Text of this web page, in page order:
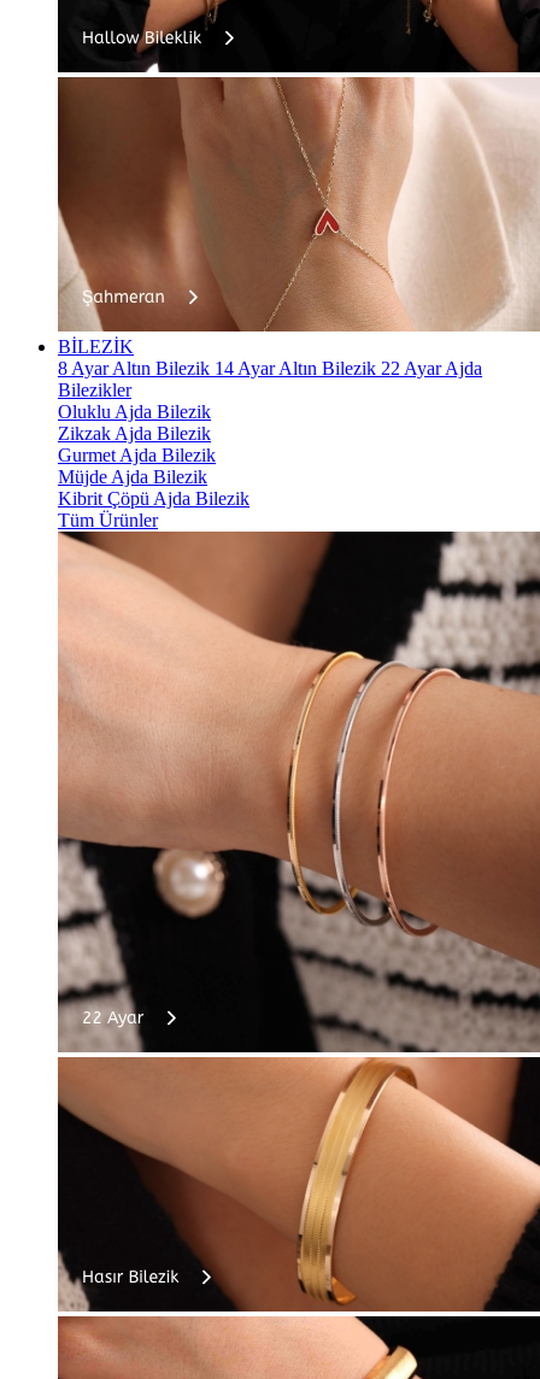
BİLEZİK
8 Ayar Altın Bilezik 14 Ayar Altın Bilezik 22 Ayar Ajda
Bilezikler
Oluklu Ajda Bilezik
Zikzak Ajda Bilezik
Gurmet Ajda Bilezik
Müjde Ajda Bilezik
Kibrit Çöpü Ajda Bilezik
Tüm Ürünler